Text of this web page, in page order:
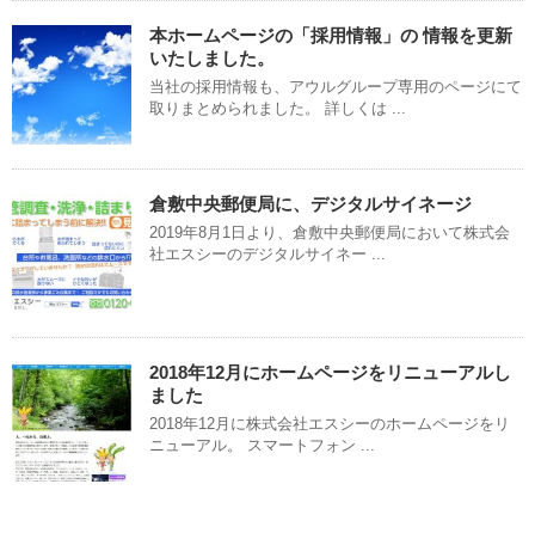
本ホームページの「採用情報」の 情報を更新
いたしました。
当社の採用情報も、アウルグループ専用のページにて
取りまとめられました。 詳しくは ...
倉敷中央郵便局に、デジタルサイネージ
2019年8月1日より、倉敷中央郵便局において株式会
社エスシーのデジタルサイネー ...
2018年12月にホームページをリニューアルし
ました
2018年12月に株式会社エスシーのホームページをリ
ニューアル。 スマートフォン ...